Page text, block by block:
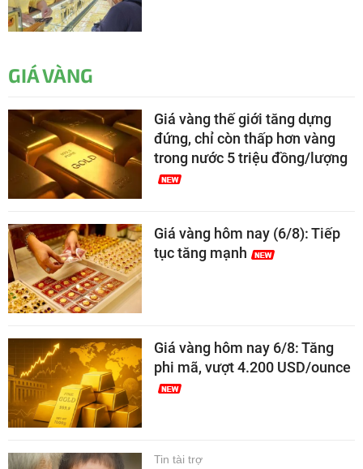
GIÁ VÀNG
Giá vàng thế giới tăng dựng
đứng, chỉ còn thấp hơn vàng
trong nước 5 triệu đồng/lượng
Giá vàng hôm nay (6/8): Tiếp
tục tăng mạnh
Giá vàng hôm nay 6/8: Tăng
phi mã, vượt 4.200 USD/ounce
Tin tài trợ